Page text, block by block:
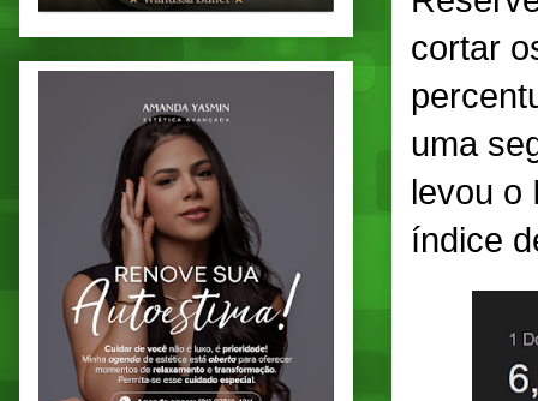
cortar
uma
levou o
índice